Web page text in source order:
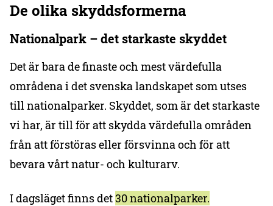
De olika skyddsformerna
Nationalpark – det starkaste skyddet
Det är bara de finaste och mest värdefulla
områdena i det svenska landskapet som utses
till nationalparker. Skyddet, som är det starkaste
vi har, är till för att skydda värdefulla områden
från att förstöras eller försvinna och för att
bevara vårt natur- och kulturarv.
I dagsläget finns det30 nationalparker.